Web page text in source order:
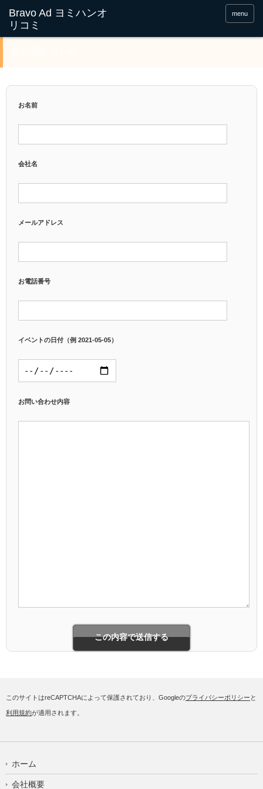
menu
お名前
会社名
メールアドレス
お電話番号
イベントの日付（例 2021-05-05）
お問い合わせ内容
このサイトはreCAPTCHAによって保護されており、Googleのプライバシーポリシー と
利用規約が適用されます。
ホーム
会社概要